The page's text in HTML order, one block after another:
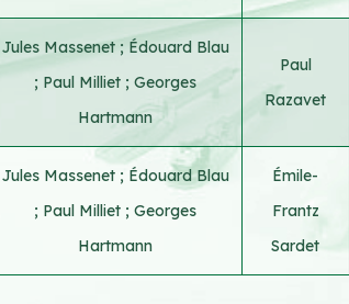
Jules Massenet ; Édouard Blau
; Paul Milliet ;Georges
Hartmann
Paul
Razavet
Jules Massenet ; Édouard Blau
; Paul Milliet ;Georges
Hartmann
Émile-
Frantz
Sardet